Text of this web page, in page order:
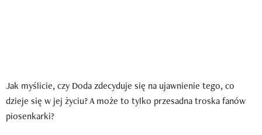
Jak myślicie, czy Doda zdecyduje się na ujawnienie tego, co
dzieje się w jej życiu? A może to tylko przesadna troska fanów
piosenkarki?